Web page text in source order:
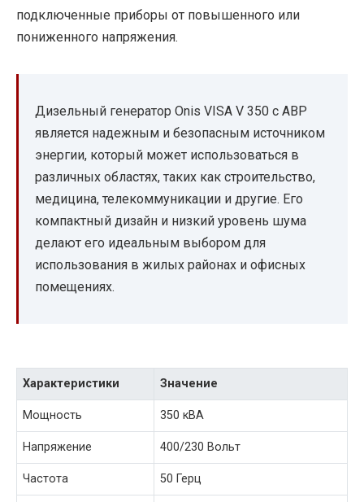
подключенные приборы от повышенного или
пониженного напряжения.
Дизельный генератор Onis VISA V 350 с АВР
является надежным и безопасным источником
энергии, который может использоваться в
различных областях, таких как строительство,
медицина, телекоммуникации и другие. Его
компактный дизайн и низкий уровень шума
делают его идеальным выбором для
использования в жилых районах и офисных
помещениях.
Характеристики Значение
Мощность 350 кВА
Напряжение 400/230 Вольт
Частота 50 Герц